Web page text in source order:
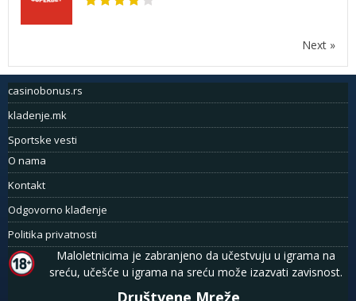
Next »
casinobonus.rs
kladenje.mk
Sportske vesti
O nama
Kontakt
Odgovorno klađenje
Politika privatnosti
Maloletnicima je zabranjeno da učestvuju u igrama na
sreću, učešće u igrama na sreću može izazvati zavisnost.
Društvene Mreže